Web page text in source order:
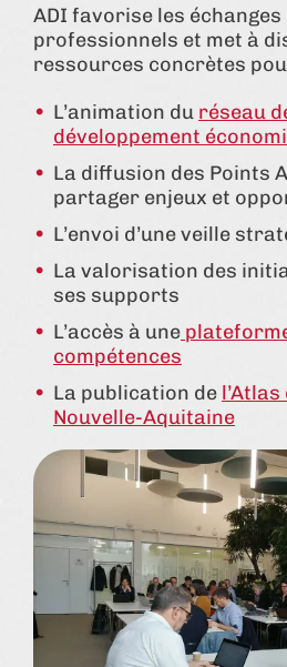
ADI favorise les
professionnels et met à
ressources concrètes
L’animation du réseau
développement
La diffusion des Points
partager enjeux et
L’envoi d’une veille
La valorisation des
ses supports
L’accès à une
compétences
La publication de
Nouvelle-Aquitaine